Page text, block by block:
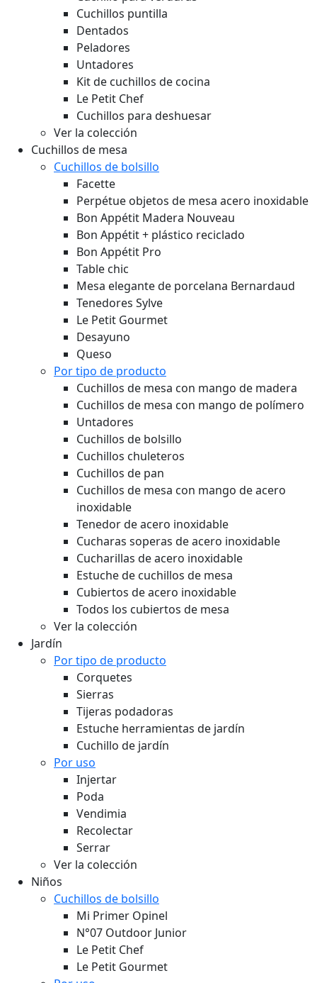
Cuchillos puntilla
Dentados
Peladores
Untadores
Kit de cuchillos de cocina
Le Petit Chef
Cuchillos para deshuesar
Ver la colección
Cuchillos de mesa
Cuchillos de bolsillo
Facette
Perpétue objetos de mesa acero inoxidable
Bon Appétit Madera Nouveau
Bon Appétit + plástico reciclado
Bon Appétit Pro
Table chic
Mesa elegante de porcelana Bernardaud
Tenedores Sylve
Le Petit Gourmet
Desayuno
Queso
Por tipo de producto
Cuchillos de mesa con mango de madera
Cuchillos de mesa con mango de polímero
Untadores
Cuchillos de bolsillo
Cuchillos chuleteros
Cuchillos de pan
Cuchillos de mesa con mango de acero
inoxidable
Tenedor de acero inoxidable
Cucharas soperas de acero inoxidable
Cucharillas de acero inoxidable
Estuche de cuchillos de mesa
Cubiertos de acero inoxidable
Todos los cubiertos de mesa
Ver la colección
Jardín
Por tipo de producto
Corquetes
Sierras
Tijeras podadoras
Estuche herramientas de jardín
Cuchillo de jardín
Por uso
Injertar
Poda
Vendimia
Recolectar
Serrar
Ver la colección
Niños
Cuchillos de bolsillo
Mi Primer Opinel
N°07 Outdoor Junior
Le Petit Chef
Le Petit Gourmet